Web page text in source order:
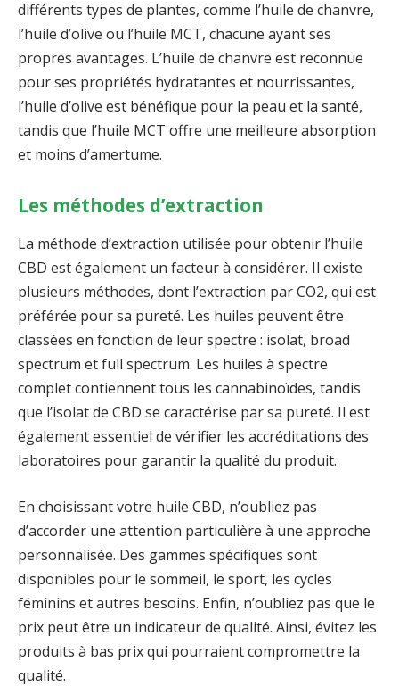
différents types de plantes, comme l’huile de chanvre,
l’huile d’olive ou l’huile MCT, chacune ayant ses
propres avantages. L’huile de chanvre est reconnue
pour ses propriétés hydratantes et nourrissantes,
l’huile d’olive est bénéfique pour la peau et la santé,
tandis que l’huile MCT offre une meilleure absorption
et moins d’amertume.
Les méthodes d’extraction
La méthode d’extraction utilisée pour obtenir l’huile
CBD est également un facteur à considérer. Il existe
plusieurs méthodes, dont l’extraction par CO2, qui est
préférée pour sa pureté. Les huiles peuvent être
classées en fonction de leur spectre : isolat, broad
spectrum et full spectrum. Les huiles à spectre
complet contiennent tous les cannabinoïdes, tandis
que l’isolat de CBD se caractérise par sa pureté. Il est
également essentiel de vérifier les accréditations des
laboratoires pour garantir la qualité du produit.
En choisissant votre huile CBD, n’oubliez pas
d’accorder une attention particulière à une approche
personnalisée. Des gammes spécifiques sont
disponibles pour le sommeil, le sport, les cycles
féminins et autres besoins. Enfin, n’oubliez pas que le
prix peut être un indicateur de qualité. Ainsi, évitez les
produits à bas prix qui pourraient compromettre la
qualité.